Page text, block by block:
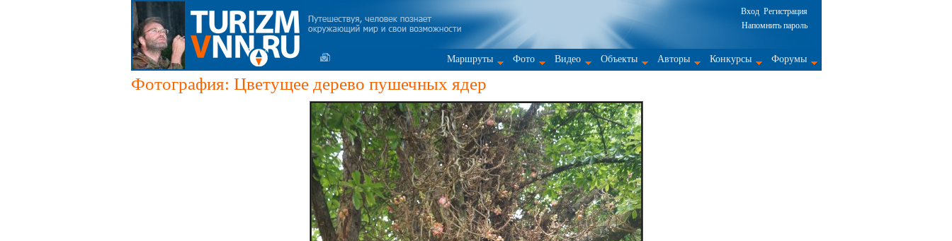
Вход Регистрация
Напомнить пароль
Маршруты Фото Видео Объекты Авторы Конкурсы Форумы
Фотография: Цветущее дерево пушечных ядер